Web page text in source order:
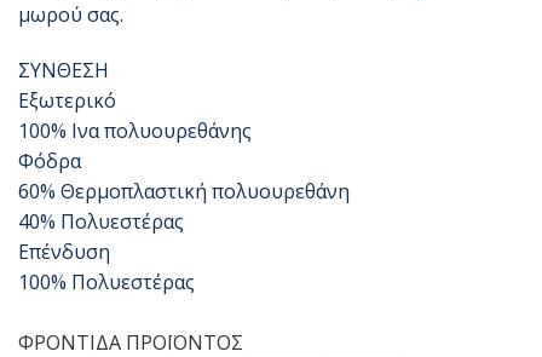
μωρού σας.
ΣΥΝΘΕΣΗ
Εξωτερικό
100% Ινα πολυουρεθάνης
Φόδρα
60% Θερμοπλαστική πολυουρεθάνη
40% Πολυεστέρας
Επένδυση
100% Πολυεστέρας
ΦΡΟΝΤΙΔΑ ΠΡΟΪΟΝΤΟΣ